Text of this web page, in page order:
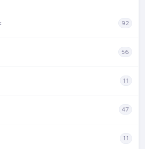
92
56
11
47
11